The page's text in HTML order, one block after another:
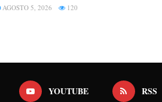
AGOSTO 5, 2026 120
YOUTUBE RSS